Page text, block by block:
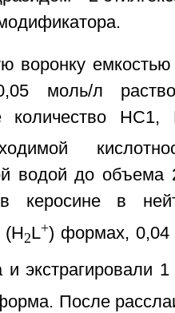
воронку
моль/л
количество НС1,
водой до
керосине в
(H2L+) формах, 0,04
и экстрагировали
После